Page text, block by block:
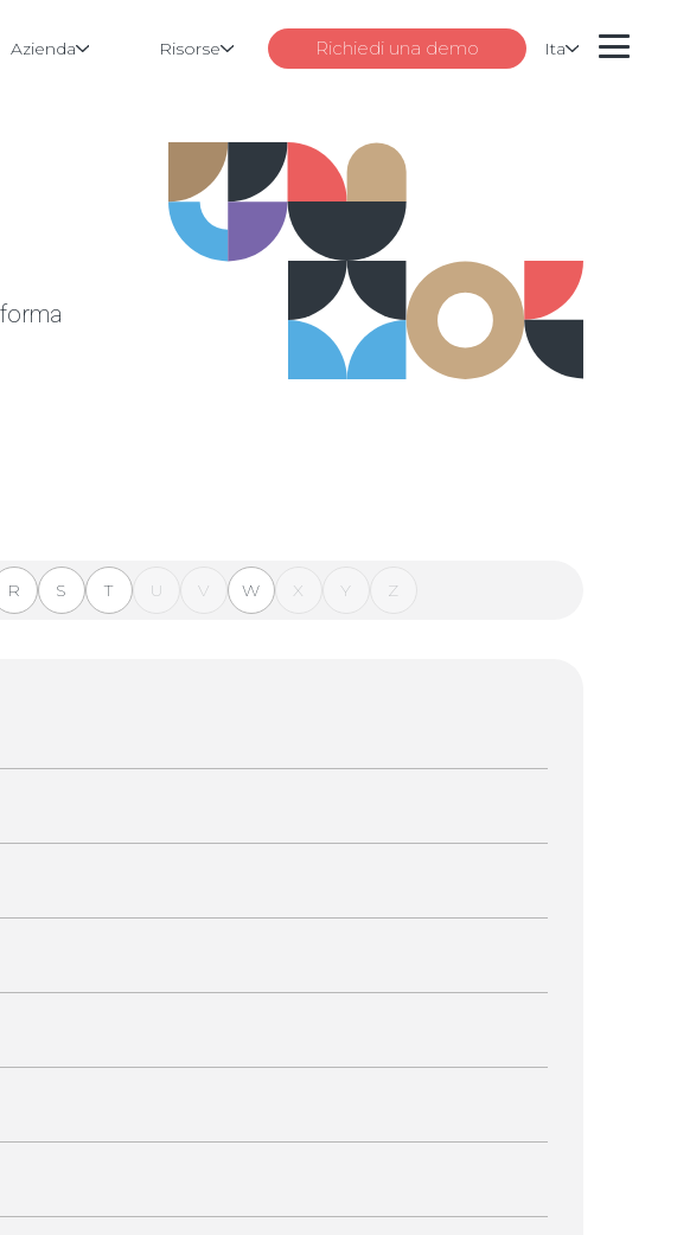
Azienda Risorse Richiedi una demo Ita
R S T U V W X Y Z